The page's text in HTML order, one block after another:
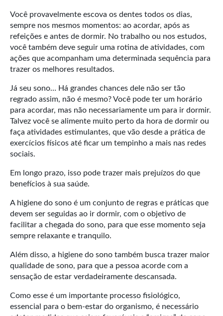
Você provavelmente escova os dentes todos os dias,
sempre nos mesmos momentos: ao acordar, após as
refeições e antes de dormir. No trabalho ou nos estudos,
você também deve seguir uma rotina de atividades, com
ações que acompanham uma determinada sequência para
trazer os melhores resultados.
Já seu sono… Há grandes chances dele não ser tão
regrado assim, não é mesmo? Você pode ter um horário
para acordar, mas não necessariamente um para ir dormir.
Talvez você se alimente muito perto da hora de dormir ou
faça atividades estimulantes, que vão desde a prática de
exercícios físicos até ficar um tempinho a mais nas redes
sociais.
Em longo prazo, isso pode trazer mais prejuízos do que
benefícios à sua saúde.
A higiene do sono é um conjunto de regras e práticas que
devem ser seguidas ao ir dormir, com o objetivo de
facilitar a chegada do sono, para que esse momento seja
sempre relaxante e tranquilo.
Além disso, a higiene do sono também busca trazer maior
qualidade de sono, para que a pessoa acorde com a
sensação de estar verdadeiramente descansada.
Como esse é um importante processo fisiológico,
essencial para o bem-estar do organismo, é necessário